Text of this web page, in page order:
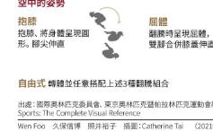
生活
運動